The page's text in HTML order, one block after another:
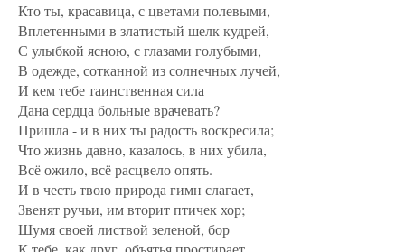
Кто ты, красавица, с цветами полевыми,
Вплетенными в златистый шелк кудрей,
С улыбкой ясною, с глазами голубыми,
В одежде, сотканной из солнечных лучей,
И кем тебе таинственная сила
Дана сердца больные врачевать?
Пришла - и в них ты радость воскресила;
Что жизнь давно, казалось, в них убила,
Всё ожило, всё расцвело опять.
И в честь твою природа гимн слагает,
Звенят ручьи, им вторит птичек хор;
Шумя своей листвой зеленой, бор